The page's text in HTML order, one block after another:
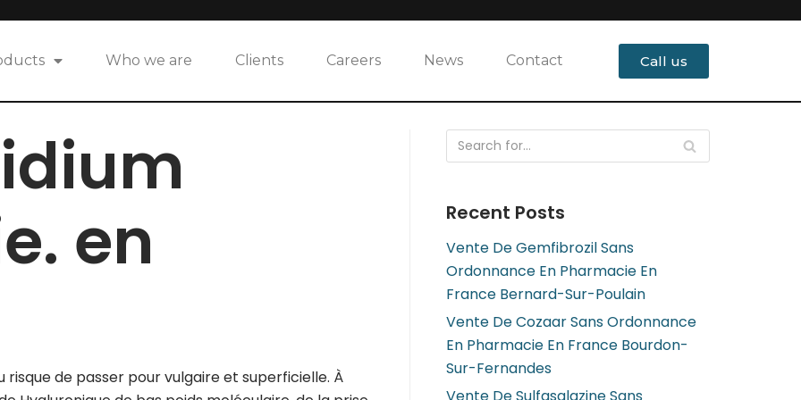
Who we are Clients Careers News Contact Call us
en
de passer pour vulgaire et superficielle. À
Recent Posts
Vente De Gemfibrozil Sans
Ordonnance En Pharmacie En
France Bernard-Sur-Poulain
Vente De Cozaar Sans Ordonnance
En Pharmacie En France Bourdon-
Sur-Fernandes